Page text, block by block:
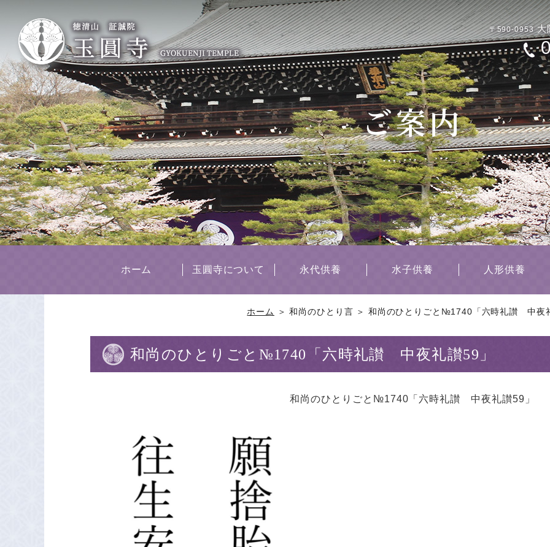
〒590-0953大
ホーム 玉圓寺について 永代供養 水子供養 人形供養
ホーム ＞ 和尚のひとり言 ＞ 和尚のひとりごと№1740「六時礼讃 中夜
和尚のひとりごと№1740「六時礼讃 中夜礼讃59」
和尚のひとりごと№1740「六時礼讃 中夜礼讃59」